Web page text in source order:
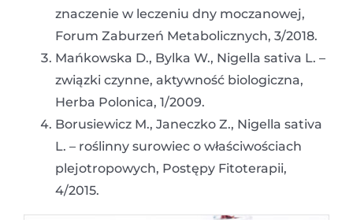
znaczenie w leczeniu dny moczanowej,
Forum Zaburzeń Metabolicznych, 3/2018.
Mańkowska D., Bylka W., Nigella sativa L. –
związki czynne, aktywność biologiczna,
Herba Polonica, 1/2009.
Borusiewicz M., Janeczko Z., Nigella sativa
L. – roślinny surowiec o właściwościach
plejotropowych, Postępy Fitoterapii,
4/2015.